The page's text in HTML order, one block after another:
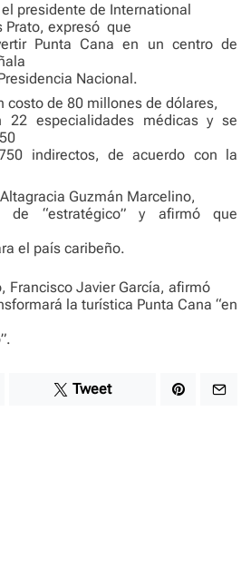
presidente de International
Prato, expresó que
Punta Cana en un centro de
Nacional.
costo de 80 millones de dólares,
22 especialidades médicas y se
indirectos, de acuerdo con la
Guzmán Marcelino,
de “estratégico” y afirmó que
el país caribeño.
Francisco Javier García, afirmó
la turística Punta Cana “en
Tweet